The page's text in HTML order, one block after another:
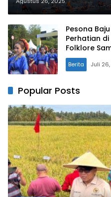
Pesona
Perhatian
Folklore
Negara
Berita Juli
Popular Posts